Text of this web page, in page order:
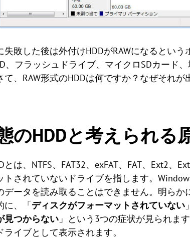
失敗した後は外付けHDDがRAWになるとい
、フラッシュドライブ、マイクロSDカード
、RAW形式のHDDは何ですか？なぜそれが
のHDDと考えられる
とは、NTFS、FAT32、exFAT、FAT、Ext2、
トされていないドライブを指します。
データを読み取ることはできません。明ら
に、「ディスクがフォーマットされていない
見つからない 」という3つの症状が見られま
イブとして表示されます。